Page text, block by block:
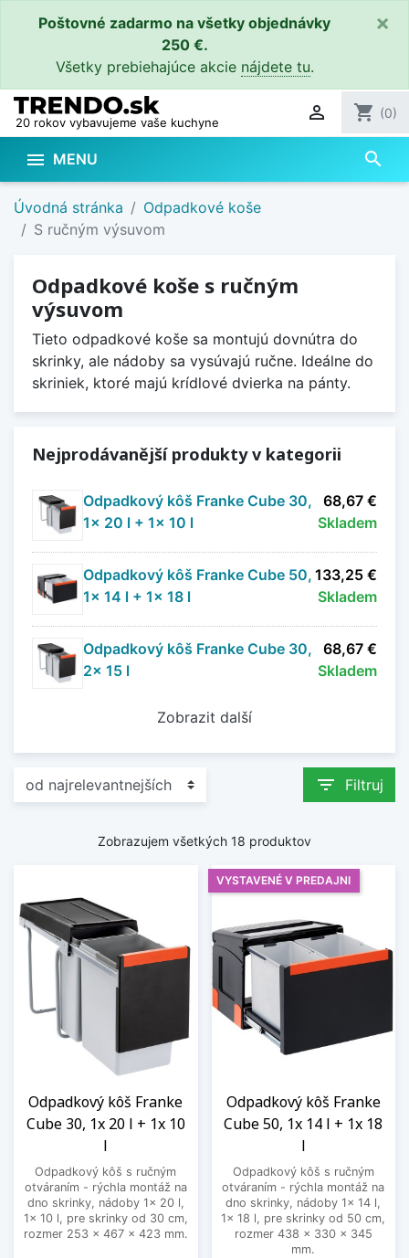
Poštovné zadarmo na všetky objednávky
250 €.
Všetky prebiehajúce akcie nájdete tu.
×
20 rokov vybavujeme vaše kuchyne  shopping_cart (0)
 MENU search
Úvodná stránka
Odpadkové koše
S ručným výsuvom
Odpadkové koše s ručným
výsuvom
Tieto odpadkové koše sa montujú dovnútra do
skrinky, ale nádoby sa vysúvajú ručne. Ideálne do
skriniek, ktoré majú krídlové dvierka na pánty.
Nejprodávanější produkty v kategorii
Odpadkový kôš Franke Cube 30,
1x 20 l + 1x 10 l
68,67 €
Skladem
Odpadkový kôš Franke Cube 50,
1x 14 l + 1x 18 l
133,25 €
Skladem
Odpadkový kôš Franke Cube 30,
2x 15 l
68,67 €
Skladem
Zobrazit další
filter_list Filtruj
Zobrazujem všetkých 18 produktov
Odpadkový kôš Franke
Cube 30, 1x 20 l + 1x 10
l
Odpadkový kôš s ručným
otváraním - rýchla montáž na
dno skrinky, nádoby 1x 20 l,
1x 10 l, pre skrinky od 30 cm,
rozmer 253 x 467 x 423 mm.
Odpadkový kôš Franke
Cube 50, 1x 14 l + 1x 18
l
Odpadkový kôš s ručným
otváraním - rýchla montáž na
dno skrinky, nádoby 1x 14 l,
1x 18 l, pre skrinky od 50 cm,
rozmer 438 x 330 x 345
mm.
VYSTAVENÉ V PREDAJNI